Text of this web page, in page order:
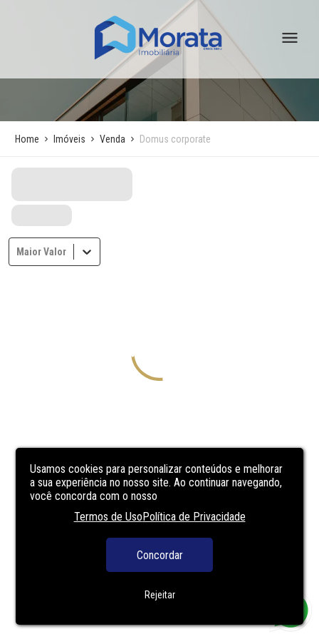
Usamos cookies para personalizar conteúdos e melhorar
a sua experiência no nosso site. Ao continuar navegando,
você concorda com o nosso
Termos de UsoPolítica de Privacidade
Concordar
Rejeitar
Home Imóveis Venda Domus corporate
Maior Valor